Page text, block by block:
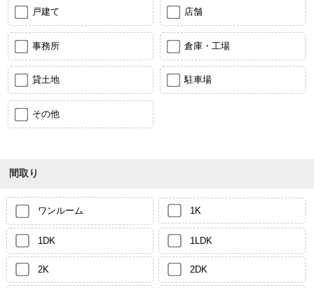
戸建て 店舗
事務所 倉庫・工場
貸土地 駐車場
その他
間取り
ワンルーム 1K
1DK 1LDK
2K 2DK